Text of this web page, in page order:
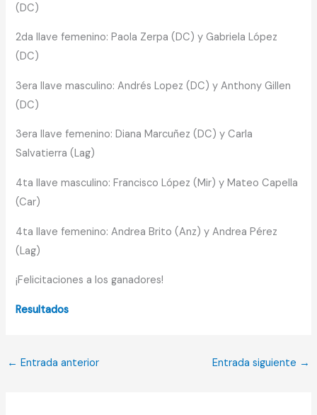
(DC)
2da llave femenino: Paola Zerpa (DC) y Gabriela López
(DC)
3era llave masculino: Andrés Lopez (DC) y Anthony Gillen
(DC)
3era llave femenino: Diana Marcuñez (DC) y Carla
Salvatierra (Lag)
4ta llave masculino: Francisco López (Mir) y Mateo Capella
(Car)
4ta llave femenino: Andrea Brito (Anz) y Andrea Pérez
(Lag)
¡Felicitaciones a los ganadores!
Resultados
← Entrada anterior Entrada siguiente →